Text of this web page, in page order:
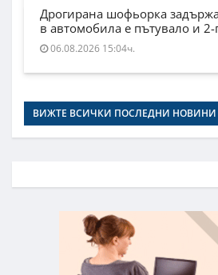
Дрогирана шофьорка
в автомобила е пътувало и
06.08.2026 15:04ч.
ВИЖТЕ ВСИЧКИ ПОСЛЕДНИ НОВИНИ